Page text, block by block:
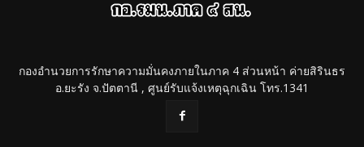
กองอำนวยการรักษาความมั่นคงภายในภาค 4 ส่วนหน้า ค่ายสิรินธร
อ.ยะรัง จ.ปัตตานี , ศูนย์รับแจ้งเหตุฉุกเฉิน โทร.1341